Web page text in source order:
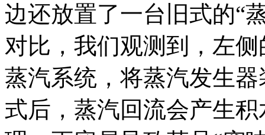
边还放置了一台旧式的“
对比，我们观测到，左
蒸汽系统，将蒸汽发生
式后，蒸汽回流会产生